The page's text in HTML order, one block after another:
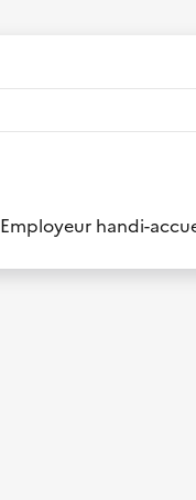
Employeur handi-